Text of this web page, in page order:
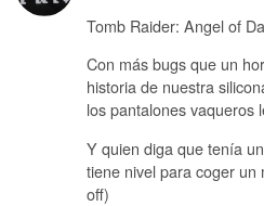
Tomb Raider: Angel of
Con más bugs que un
historia de nuestra
los pantalones vaqueros
Y quien diga que tenía
tiene nivel para coger
off)